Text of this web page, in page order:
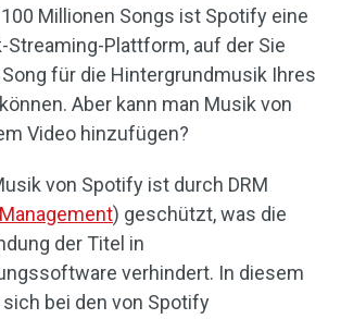
Millionen Songs ist Spotify eine
Streaming-Plattform, auf der Sie
für die Hintergrundmusik Ihres
Aber kann man Musik von
Video hinzufügen?
von Spotify ist durch DRM
) geschützt, was die
der Titel in
verhindert. In diesem
sich bei den von Spotify